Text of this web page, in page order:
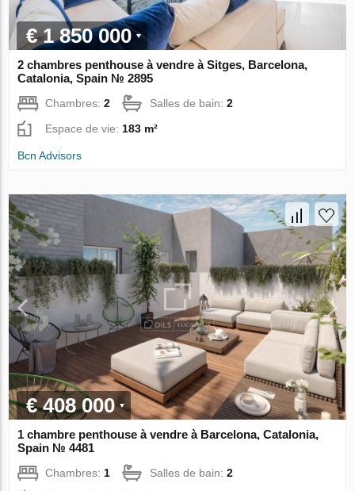
€ 1 850 000
2 chambres penthouse à vendre à Sitges, Barcelona,
Catalonia, Spain № 2895
Chambres:2 Salles de bain:2
Espace de vie:183 m²
Bcn Advisors
€ 408 000
1 chambre penthouse à vendre à Barcelona, Catalonia,
Spain № 4481
Chambres: 1 Salles de bain:2